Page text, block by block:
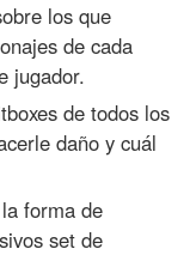
los que
de cada
jugador.
de todos los
daño y cuál
forma de
set de